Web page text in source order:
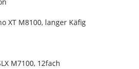
XT M8100, langer Käfig
M7100, 12fach